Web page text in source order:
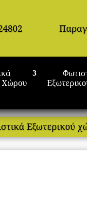
Χώρου
Εξωτερικού